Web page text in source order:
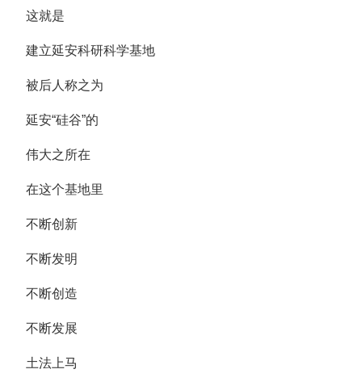
这就是
建立延安科研科学基地
被后人称之为
延安“硅谷”的
伟大之所在
在这个基地里
不断创新
不断发明
不断创造
不断发展
土法上马